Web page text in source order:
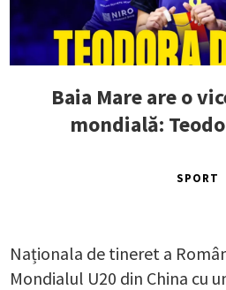
Baia Mare are o
mondială:
SPORT
Naționala de tineret a
Mondialul U20 din China cu